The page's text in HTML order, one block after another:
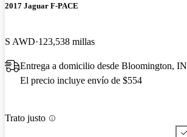
2017 Jaguar F-PACE
S AWD 123,538 millas
Entrega a domicilio desde Bloomington, IN
El precio incluye envío de $554
Trato justo